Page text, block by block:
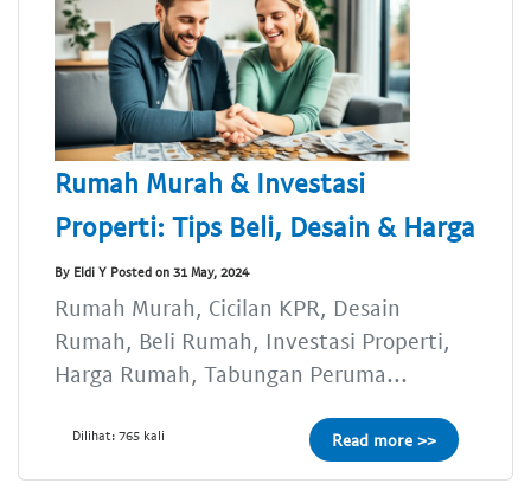
Rumah Murah & Investasi
Properti: Tips Beli, Desain & Harga
By Eldi Y Posted on 31 May, 2024
Rumah Murah, Cicilan KPR, Desain
Rumah, Beli Rumah, Investasi Properti,
Harga Rumah, Tabungan Peruma...
Dilihat: 765 kali Read more >>